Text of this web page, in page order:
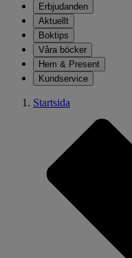
Erbjudanden
Aktuellt
Boktips
Våra böcker
Hem & Present
Kundservice
Startsida